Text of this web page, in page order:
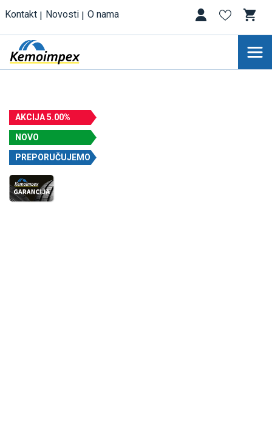
Kontakt Novosti O nama
AKCIJA 5.00%
NOVO
PREPORUČUJEMO